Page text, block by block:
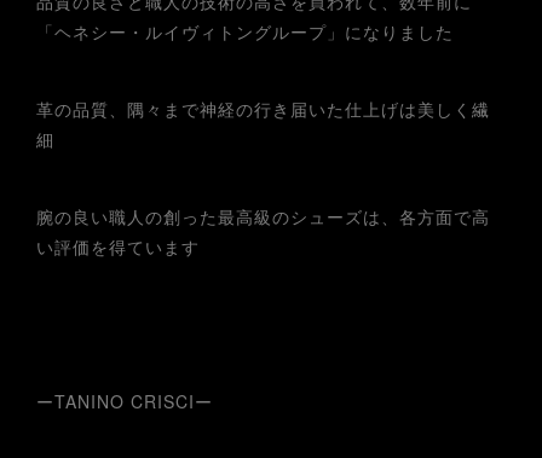
「ヘネシー・ルイヴィトングループ」になりました
革の品質、隅々まで神経の行き届いた仕上げは美しく繊
細
腕の良い職人の創った最高級のシューズは、各方面で高
い評価を得ています
ーTANINO CRISCIー